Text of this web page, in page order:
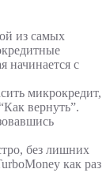
из самых
начинается с
микрокредит,
вернуть”.
без лишних
как раз